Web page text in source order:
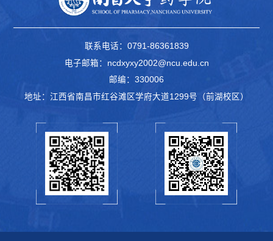
联系电话：0791-86361839
电子邮箱：ncdxyxy2002@ncu.edu.cn
邮编：330006
地址：江西省南昌市红谷滩区学府大道1299号（前湖校区）